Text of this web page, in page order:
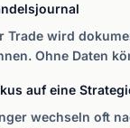
Trade wird
Ohne Daten
auf eine
wechseln oft